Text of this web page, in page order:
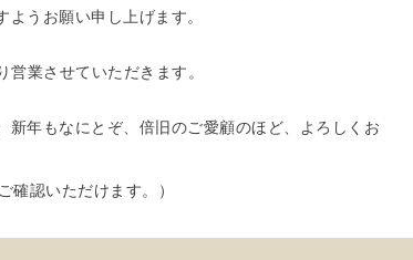
うお願い申し上げます。
業させていただきます。
新年もなにとぞ、倍旧のご愛顧のほど、よろしくお
確認いただけます。）